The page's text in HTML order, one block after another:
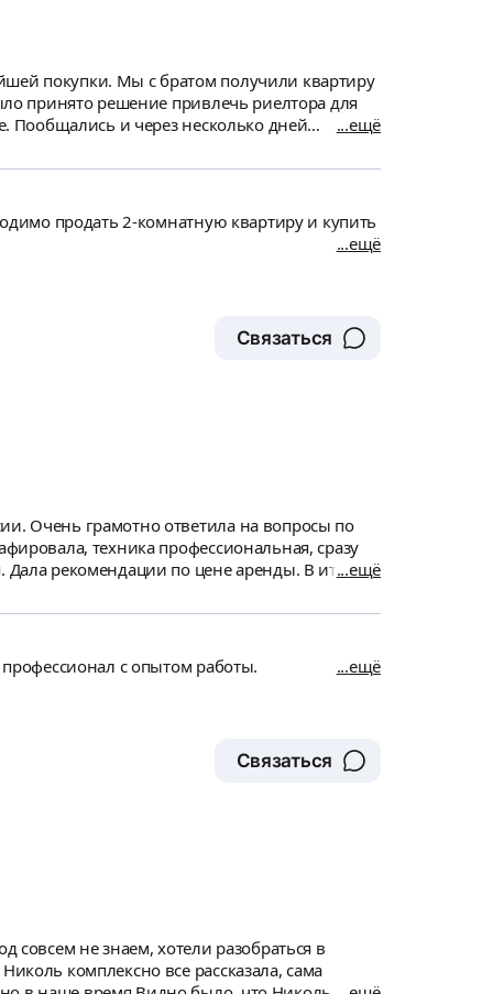
покупки. Мы с братом получили квартиру
принято решение привлечь риелтора для
Пообщались и через несколько дней
предоставил юридическое заключение
ребят, которые помогаю с
Работой Сергея и его коллег очень
ещё
продать 2-комнатную квартиру и купить
ещё
Связаться
Очень грамотно ответила на вопросы по
техника профессиональная, сразу
Дала рекомендации по цене аренды. В итоге
подробный, все мои комментарии были
советую ее, как специалиста!
ещё
с опытом работы.
ещё
Связаться